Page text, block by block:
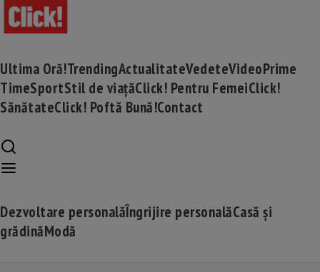
Ultima Oră!TrendingActualitateVedeteVideoPrime
TimeSportStil de viațăClick! Pentru FemeiClick!
SănătateClick! Poftă Bună!Contact
Dezvoltare personalăÎngrijire personalăCasă și
grădinăModă